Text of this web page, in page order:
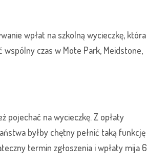
wpłat na szkolną wycieczkę, która
wspólny czas w Mote Park, Meidstone,
pojechać na wycieczkę. Z opłaty
byłby chętny pełnić taką funkcję
termin zgłoszenia i wpłaty mija 6